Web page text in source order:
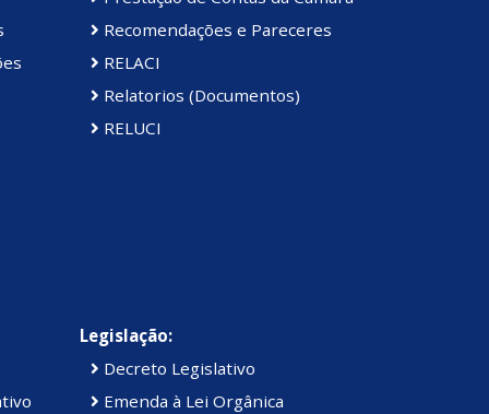
Recomendações e Pareceres
RELACI
Relatorios (Documentos)
RELUCI
Legislação:
Decreto Legislativo
Emenda à Lei Orgânica